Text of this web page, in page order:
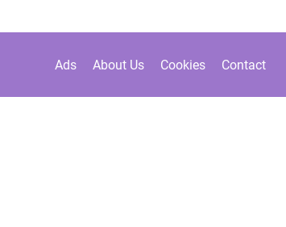
Ads About Us Cookies Contact